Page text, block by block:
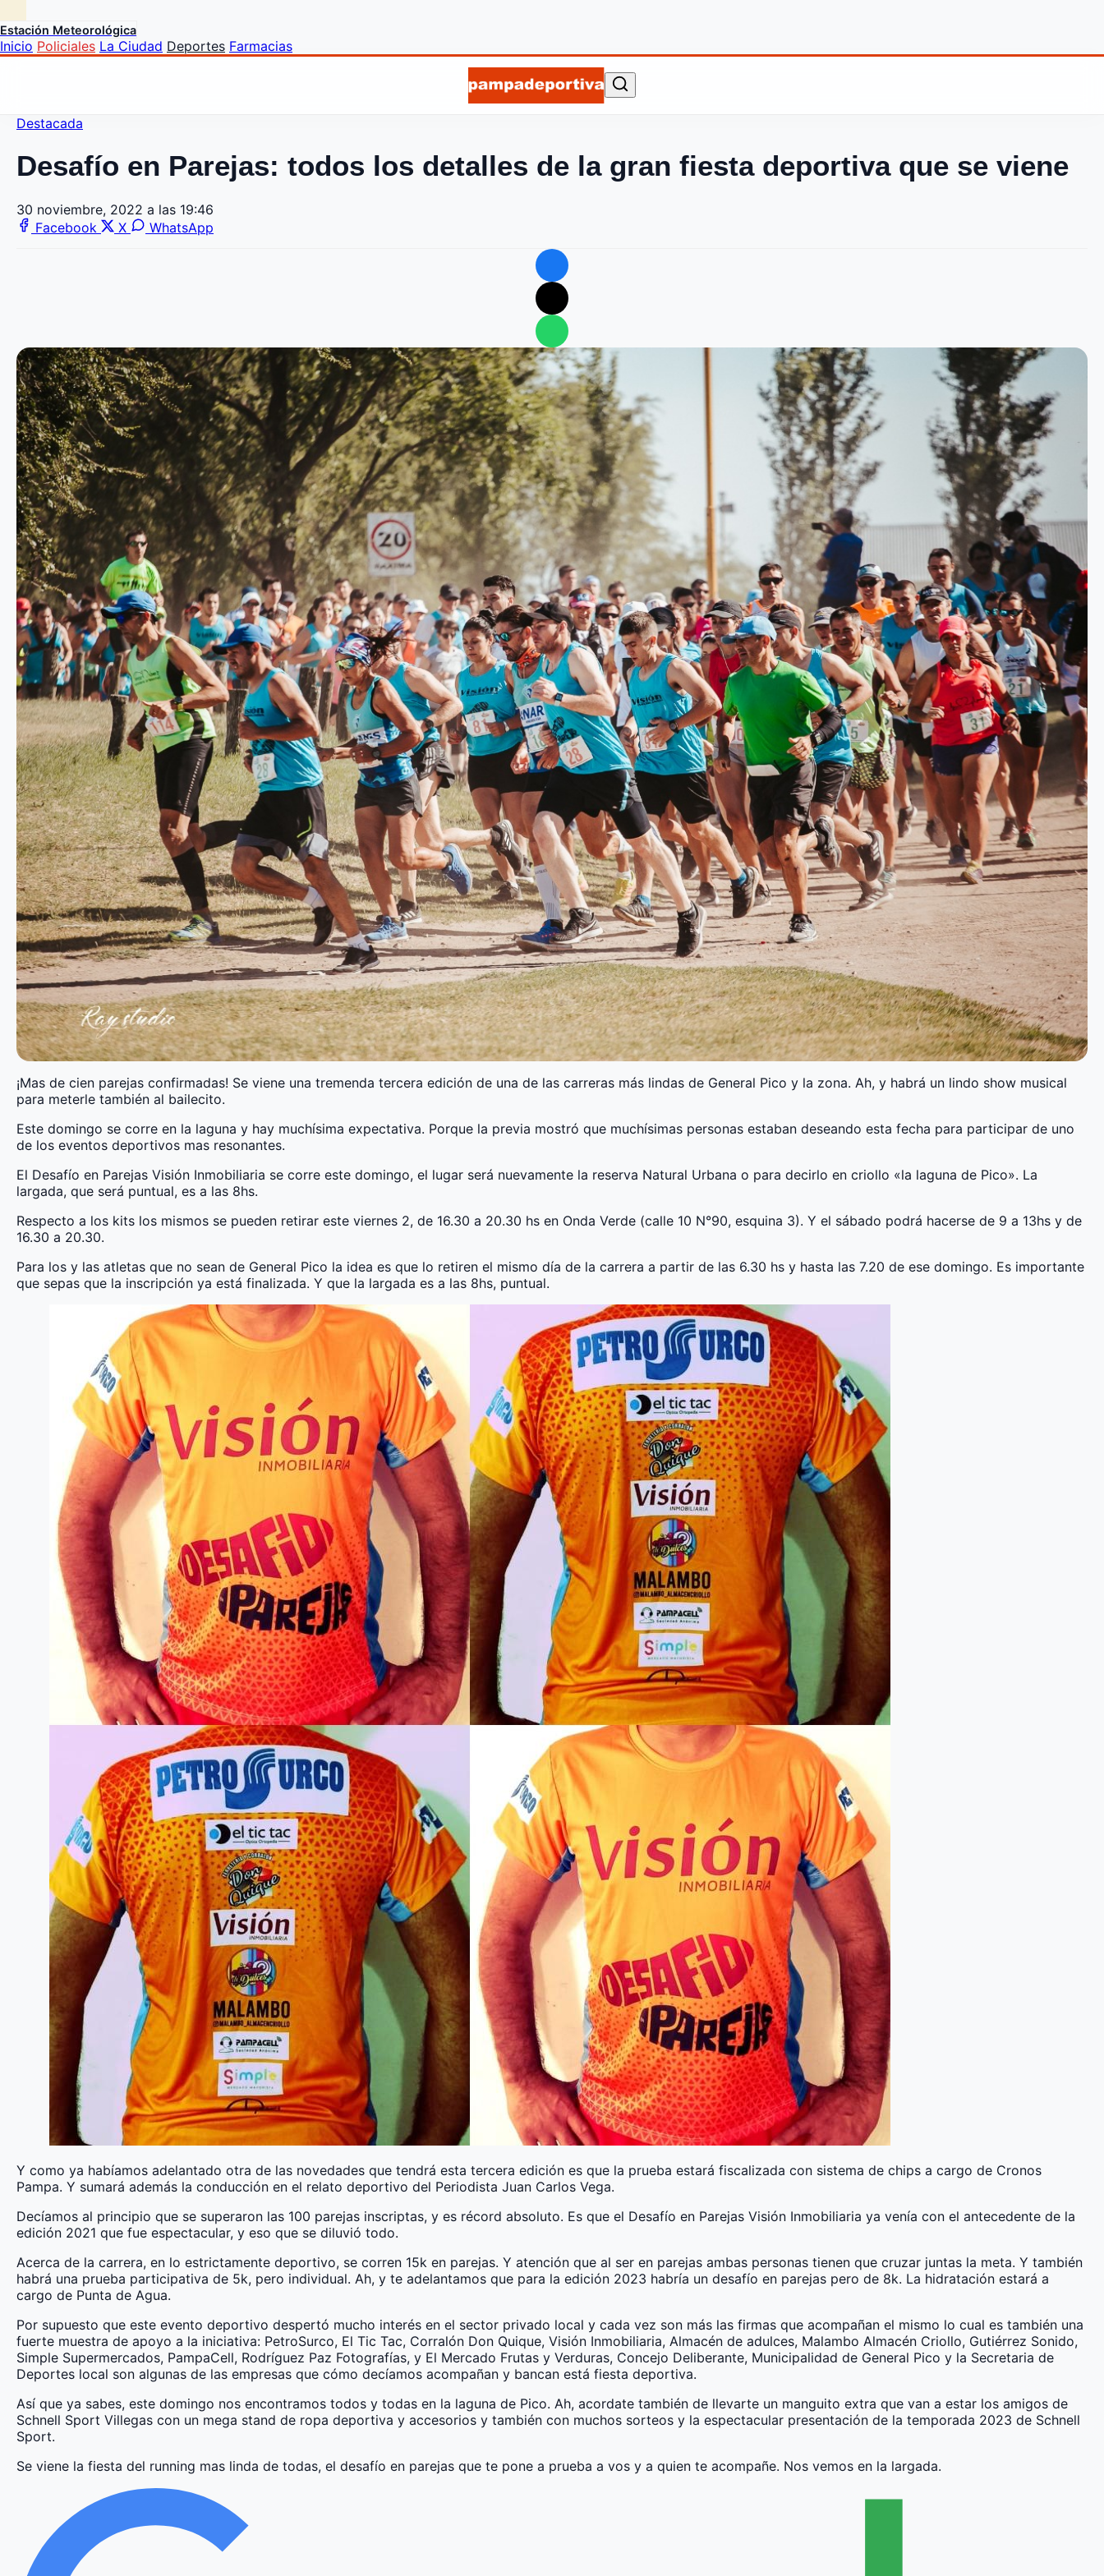
Estación Meteorológica
Inicio Policiales La Ciudad Deportes Farmacias
Destacada
Desafío en Parejas: todos los detalles de la gran fiesta deportiva que se viene
30 noviembre, 2022 a las 19:46
Facebook
X WhatsApp
¡Mas de cien parejas confirmadas! Se viene una tremenda tercera edición de una de las carreras más lindas de General Pico y la zona. Ah, y habrá un lindo show musical
para meterle también al bailecito.
Este domingo se corre en la laguna y hay muchísima expectativa. Porque la previa mostró que muchísimas personas estaban deseando esta fecha para participar de uno
de los eventos deportivos mas resonantes.
El Desafío en Parejas Visión Inmobiliaria se corre este domingo, el lugar será nuevamente la reserva Natural Urbana o para decirlo en criollo «la laguna de Pico». La
largada, que será puntual, es a las 8hs.
Respecto a los kits los mismos se pueden retirar este viernes 2, de 16.30 a 20.30 hs en Onda Verde (calle 10 N°90, esquina 3). Y el sábado podrá hacerse de 9 a 13hs y de
16.30 a 20.30.
Para los y las atletas que no sean de General Pico la idea es que lo retiren el mismo día de la carrera a partir de las 6.30 hs y hasta las 7.20 de ese domingo. Es importante
que sepas que la inscripción ya está finalizada. Y que la largada es a las 8hs, puntual.
Y como ya habíamos adelantado otra de las novedades que tendrá esta tercera edición es que la prueba estará fiscalizada con sistema de chips a cargo de Cronos
Pampa. Y sumará además la conducción en el relato deportivo del Periodista Juan Carlos Vega.
Decíamos al principio que se superaron las 100 parejas inscriptas, y es récord absoluto. Es que el Desafío en Parejas Visión Inmobiliaria ya venía con el antecedente de la
edición 2021 que fue espectacular, y eso que se diluvió todo.
Acerca de la carrera, en lo estrictamente deportivo, se corren 15k en parejas. Y atención que al ser en parejas ambas personas tienen que cruzar juntas la meta. Y también
habrá una prueba participativa de 5k, pero individual. Ah, y te adelantamos que para la edición 2023 habría un desafío en parejas pero de 8k. La hidratación estará a
cargo de Punta de Agua.
Por supuesto que este evento deportivo despertó mucho interés en el sector privado local y cada vez son más las firmas que acompañan el mismo lo cual es también una
fuerte muestra de apoyo a la iniciativa: PetroSurco, El Tic Tac, Corralón Don Quique, Visión Inmobiliaria, Almacén de adulces, Malambo Almacén Criollo, Gutiérrez Sonido,
Simple Supermercados, PampaCell, Rodríguez Paz Fotografías, y El Mercado Frutas y Verduras, Concejo Deliberante, Municipalidad de General Pico y la Secretaria de
Deportes local son algunas de las empresas que cómo decíamos acompañan y bancan está fiesta deportiva.
Así que ya sabes, este domingo nos encontramos todos y todas en la laguna de Pico. Ah, acordate también de llevarte un manguito extra que van a estar los amigos de
Schnell Sport Villegas con un mega stand de ropa deportiva y accesorios y también con muchos sorteos y la espectacular presentación de la temporada 2023 de Schnell
Sport.
Se viene la fiesta del running mas linda de todas, el desafío en parejas que te pone a prueba a vos y a quien te acompañe. Nos vemos en la largada.